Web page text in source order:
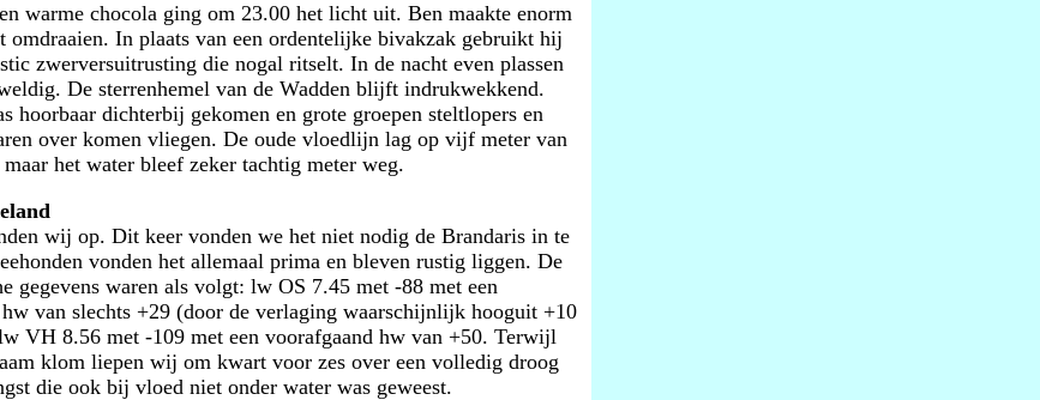
warme chocola ging om 23.00 het licht uit. Ben maakte enorm
omdraaien. In plaats van een ordentelijke bivakzak gebruikt hij
zwerversuitrusting die nogal ritselt. In de nacht even plassen
De sterrenhemel van de Wadden blijft indrukwekkend.
hoorbaar dichterbij gekomen en grote groepen steltlopers en
over komen vliegen. De oude vloedlijn lag op vijf meter van
het water bleef zeker tachtig meter weg.
wij op. Dit keer vonden we het niet nodig de Brandaris in te
vonden het allemaal prima en bleven rustig liggen. De
gegevens waren als volgt: lw OS 7.45 met -88 met een
van slechts +29 (door de verlaging waarschijnlijk hooguit +10
VH 8.56 met -109 met een voorafgaand hw van +50. Terwijl
klom liepen wij om kwart voor zes over een volledig droog
die ook bij vloed niet onder water was geweest.